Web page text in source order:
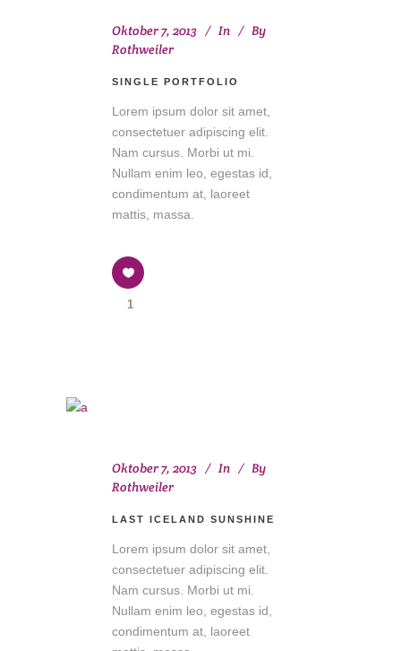
Oktober 7, 2013 In
By
Rothweiler
SINGLE PORTFOLIO
Lorem ipsum dolor sit amet,
consectetuer adipiscing elit.
Nam cursus. Morbi ut mi.
Nullam enim leo, egestas id,
condimentum at, laoreet
mattis, massa.
1
Oktober 7, 2013 In
By
Rothweiler
LAST ICELAND SUNSHINE
Lorem ipsum dolor sit amet,
consectetuer adipiscing elit.
Nam cursus. Morbi ut mi.
Nullam enim leo, egestas id,
condimentum at, laoreet